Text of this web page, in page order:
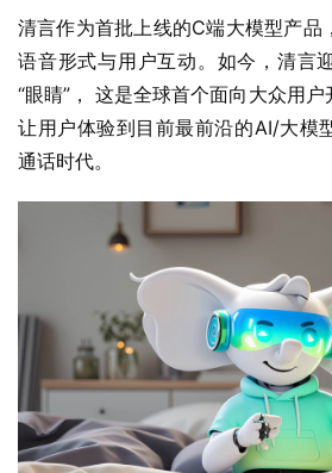
清言作为首批上线的C端大模型产品
语音形式与用户互动。如今，清言
“眼睛”， 这是全球首个面向大众用户
让用户体验到目前最前沿的AI/大模
通话时代。